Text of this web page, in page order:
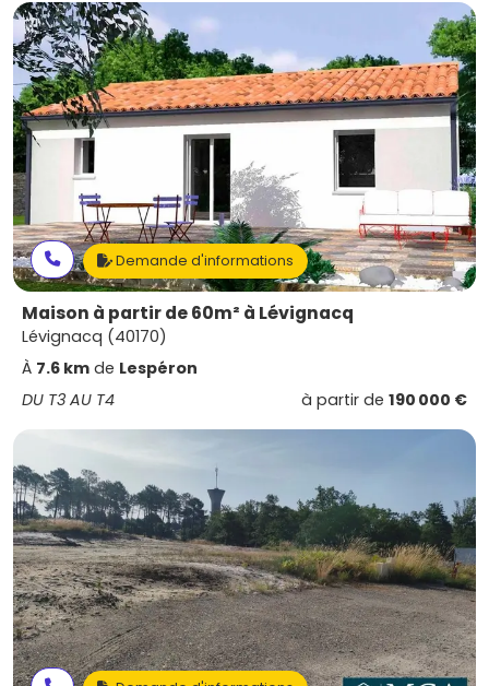
Demande d'informations
Maison à partir de 60m² à Lévignacq
Lévignacq (40170)
À 7.6 km de Lespéron
DU T3 AU T4
à partir de 190 000 €